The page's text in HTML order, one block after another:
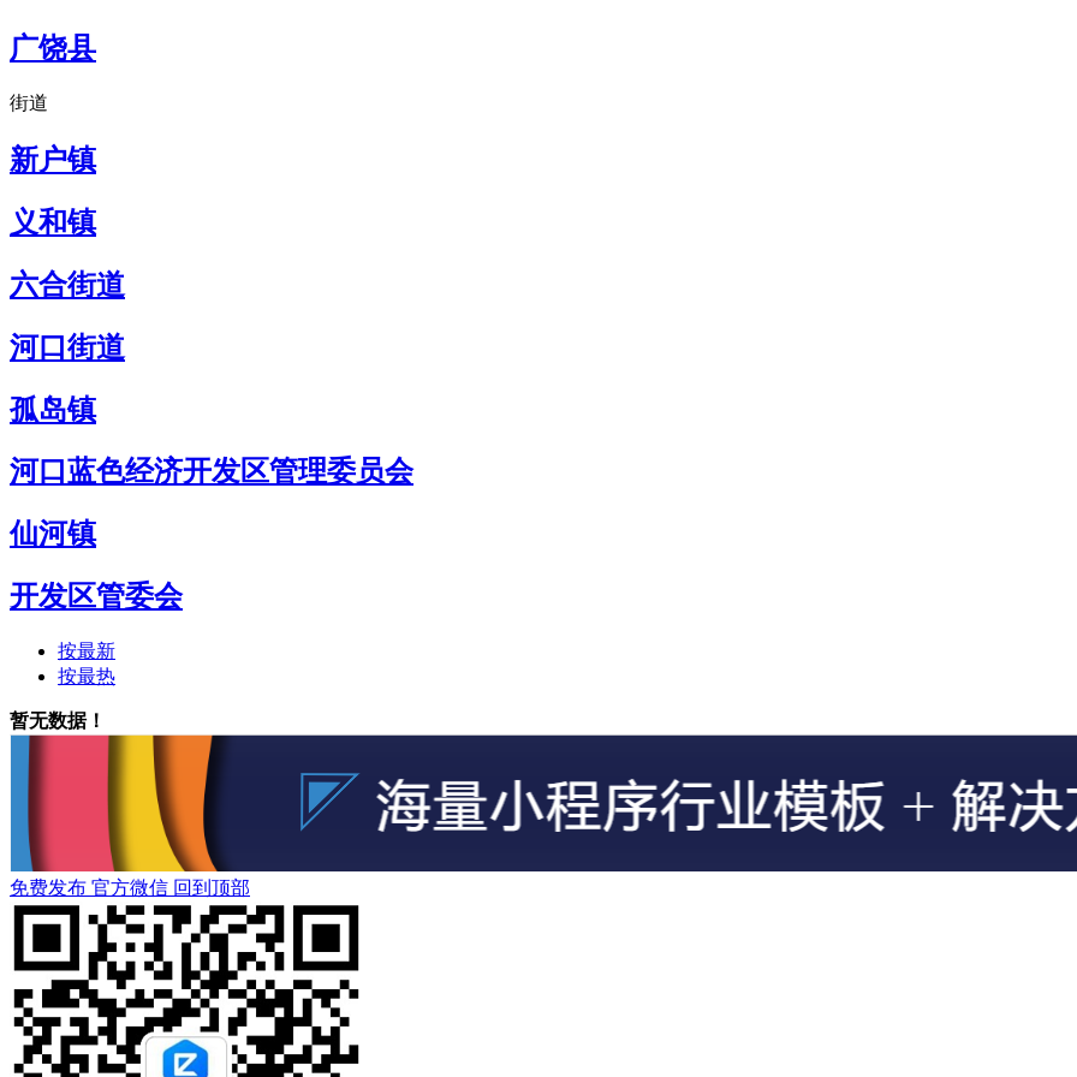
广饶县
街道
新户镇
义和镇
六合街道
河口街道
孤岛镇
河口蓝色经济开发区管理委员会
仙河镇
开发区管委会
按最新
按最热
暂无数据！
免费发布 官方微信 回到顶部